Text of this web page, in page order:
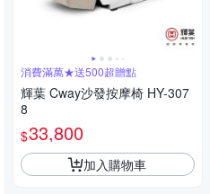
消費滿萬★送500超贈點
輝葉 Cway沙發按摩椅 HY-307
8
$33,800
加入購物車